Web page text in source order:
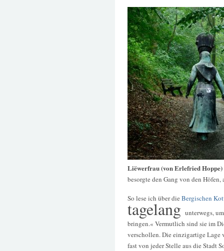
Liëwerfrau (von Erlefried Hoppe)
besorgte den Gang von den
So lese ich über die Bergischen
tagelang unterwegs,
bringen.« Vermutlich sind sie im
verschollen. Die einzigartige Lage
fast von jeder Stelle aus die Stadt